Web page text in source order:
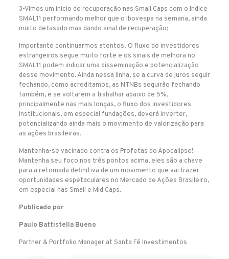
3-Vimos um início de recuperação nas Small Caps com o Indice
SMAL11 performando melhor que o Ibovespa na semana, ainda
muito defasado mas dando sinal de recuperação;
Importante continuarmos atentos! O fluxo de investidores
estrangeiros segue muito forte e os sinais de melhora no
SMAL11 podem indicar uma disseminação e potencialização
desse movimento. Ainda nessa linha, se a curva de juros seguir
fechando, como acreditamos, as NTNBs seguirão fechando
também, e se voltarem a trabalhar abaixo de 5%,
principalmente nas mais longas, o fluxo dos investidores
institucionais, em especial fundações, deverá inverter,
potencializando ainda mais o movimento de valorização para
as ações brasileiras.
Mantenha-se vacinado contra os Profetas do Apocalipse!
Mantenha seu foco nos três pontos acima, eles são a chave
para a retomada definitiva de um movimento que vai trazer
oportunidades espetaculares no Mercado de Ações Brasileiro,
em especial nas Small e Mid Caps.
Publicado por
Paulo Battistella Bueno
Partner & Portfolio Manager at Santa Fé Investimentos